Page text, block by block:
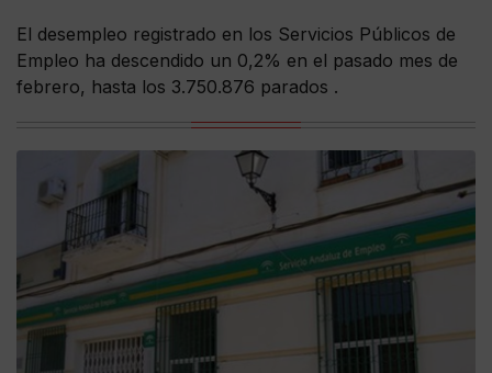
El desempleo registrado en los Servicios Públicos de
Empleo ha descendido un 0,2% en el pasado mes de
febrero, hasta los 3.750.876 parados .